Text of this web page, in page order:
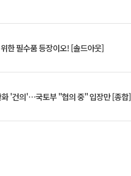
한 필수품 등장이오! [솔드아웃]
화 '건의'⋯국토부 "협의 중" 입장만 [종합]